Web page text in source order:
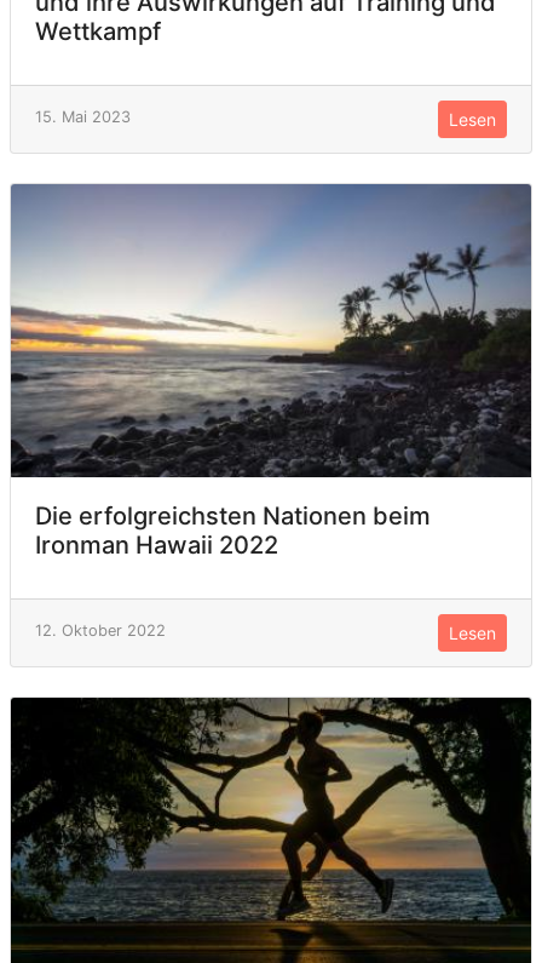
Wettkampf
15. Mai 2023 Lesen
Die erfolgreichsten Nationen beim
Ironman Hawaii 2022
12. Oktober 2022 Lesen